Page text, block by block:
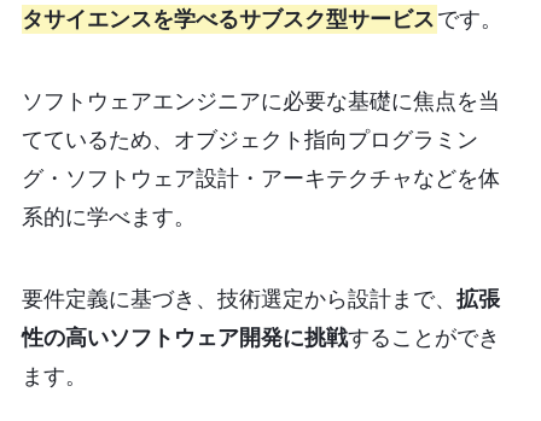
タサイエンスを学べるサブスク型サービス です。
ソフトウェアエンジニアに必要な基礎に焦点を当
てているため、オブジェクト指向プログラミン
グ・ソフトウェア設計・アーキテクチャなどを体
系的に学べます。
要件定義に基づき、技術選定から設計まで、 拡張
性の高いソフトウェア開発に挑戦することができ
ます。